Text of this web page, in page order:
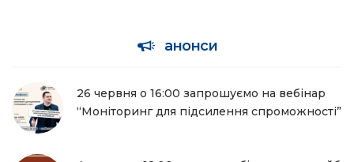
анонси
26 червня о 16:00 запрошуємо на вебінар
“Моніторинг для підсилення спроможності”